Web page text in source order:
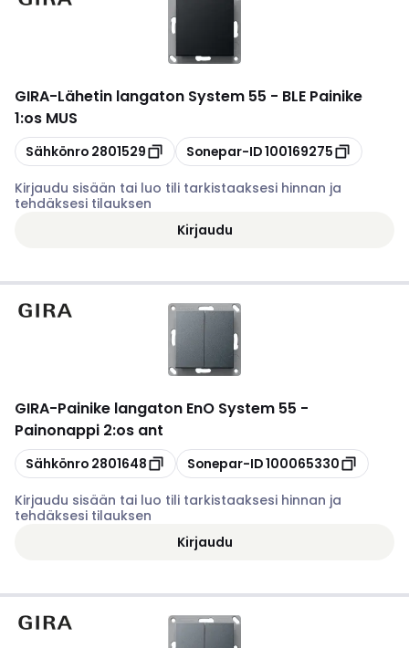
GIRA-Lähetin langaton System 55 - BLE Painike
1:os MUS
Kopioi
Sähkönro 2801529 Kopioi
Sonepar-ID100169275
Kirjaudu sisään tai luo tili tarkistaaksesi hinnan ja
tehdäksesi tilauksen
Kirjaudu
GIRA-Painike langaton EnO System 55 -
Painonappi 2:os ant
Kopioi
Sähkönro 2801648 Kopioi
Sonepar-ID100065330
Kirjaudu sisään tai luo tili tarkistaaksesi hinnan ja
tehdäksesi tilauksen
Kirjaudu